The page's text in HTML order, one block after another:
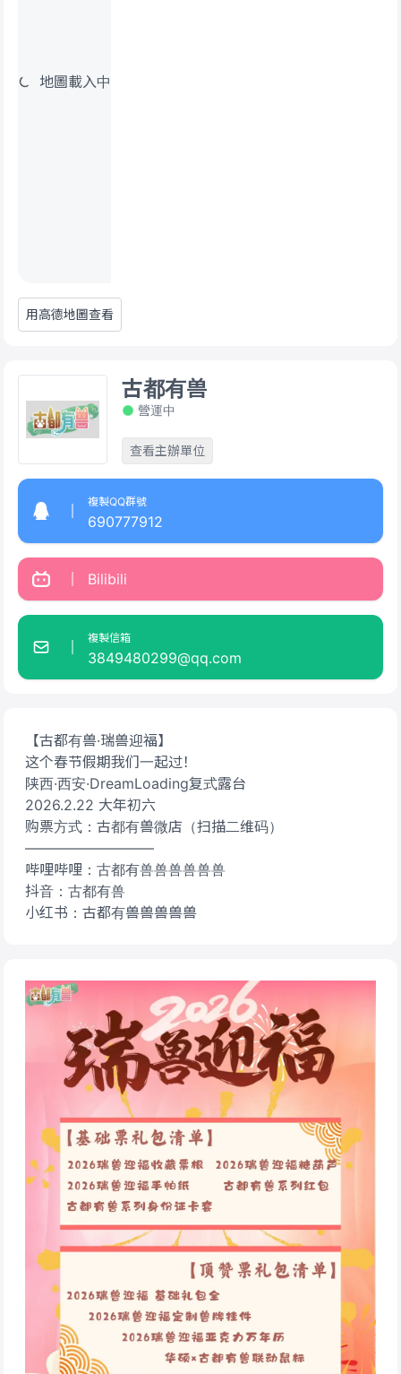
地圖載入中
用高德地圖查看
【古都有兽·瑞兽迎福】
这个春节假期我们一起过！
陕西·西安·DreamLoading复式露台
2026.2.22 大年初六
购票方式：古都有兽微店（扫描二维码）
—————————
哔哩哔哩：古都有兽兽兽兽兽兽
抖音：古都有兽
小红书：古都有兽兽兽兽兽
古都有兽
營運中
查看主辦單位
複製QQ群號
690777912
Bilibili
複製信箱
3849480299@qq.com